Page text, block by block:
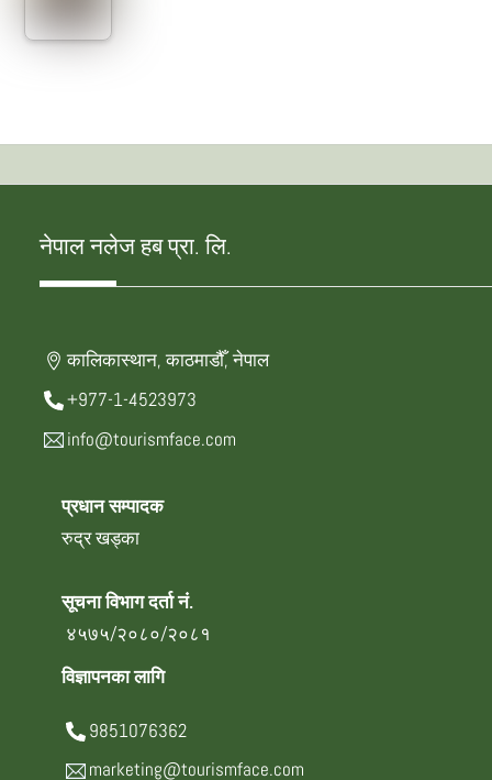
नेपाल नलेज हब प्रा. लि.
कालिकास्थान, काठमाडौँ, नेपाल
+977-1-4523973
info@tourismface.com
प्रधान सम्पादक
रुद्र खड्का
सूचना विभाग दर्ता नं.
४५७५/२०८०/२०८१
विज्ञापनका लागि
9851076362
marketing@tourismface.com